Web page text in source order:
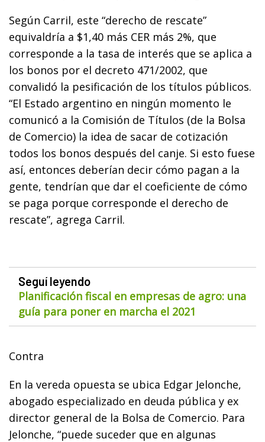
Según Carril, este “derecho de rescate”
equivaldría a $1,40 más CER más 2%, que
corresponde a la tasa de interés que se aplica a
los bonos por el decreto 471/2002, que
convalidó la pesificación de los títulos públicos.
“El Estado argentino en ningún momento le
comunicó a la Comisión de Títulos (de la Bolsa
de Comercio) la idea de sacar de cotización
todos los bonos después del canje. Si esto fuese
así, entonces deberían decir cómo pagan a la
gente, tendrían que dar el coeficiente de cómo
se paga porque corresponde el derecho de
rescate”, agrega Carril.
Seguí leyendo
Planificación fiscal en empresas de agro: una
guía para poner en marcha el 2021
Contra
En la vereda opuesta se ubica Edgar Jelonche,
abogado especializado en deuda pública y ex
director general de la Bolsa de Comercio. Para
Jelonche, “puede suceder que en algunas